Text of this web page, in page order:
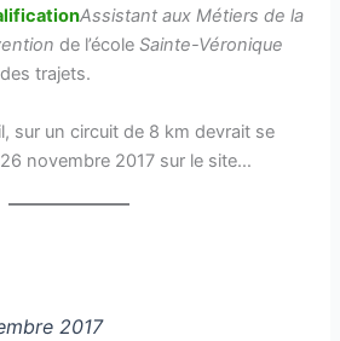
Assistant aux Métiers de la
de l’écoleSainte-Véronique
trajets.
sur un circuit de 8 km devrait se
novembre 2017 sur le site…
2017